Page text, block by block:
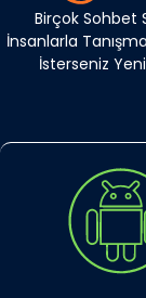
Birçok Sohbet
İnsanlarla
İsterseniz